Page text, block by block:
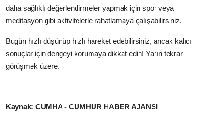
daha sağlıklı değerlendirmeler yapmak için spor veya
meditasyon gibi aktivitelerle rahatlamaya çalışabilirsiniz.
Bugün hızlı düşünüp hızlı hareket edebilirsiniz, ancak kalıcı
sonuçlar için dengeyi korumaya dikkat edin! Yarın tekrar
görüşmek üzere.
Kaynak: CUMHA - CUMHUR HABER AJANSI